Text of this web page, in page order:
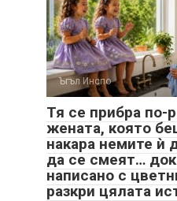
Ъгъл Инспо
Тя се прибра по-
жената, която
накара немите ѝ
да се смеят…
написано с
разкри цялата